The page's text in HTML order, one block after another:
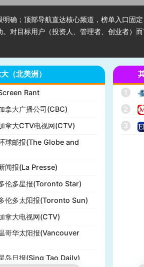
确；顶部导航直达核心频道，榜单入口固
对目标用户（投资人、管理者、创业者
（北美洲）
Rant
拿大广播公司(CBC)
拿大CTV电视网(CTV)
球邮报(The Globe and
闻报(La Presse)
伦多星报(Toronto Star)
伦多太阳报(Toronto Sun)
拿大电视网(CTV)
哥华太阳报(Vancouver
岛日报(Sing Tao Daily)
1
2
3